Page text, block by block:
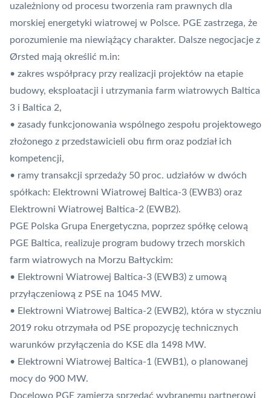
uzależniony od procesu tworzenia ram prawnych dla
morskiej energetyki wiatrowej w Polsce. PGE zastrzega, że
porozumienie ma niewiążący charakter. Dalsze negocjacje z
Ørsted mają określić m.in:
• zakres współpracy przy realizacji projektów na etapie
budowy, eksploatacji i utrzymania farm wiatrowych Baltica
3 i Baltica 2,
• zasady funkcjonowania wspólnego zespołu projektowego
złożonego z przedstawicieli obu firm oraz podział ich
kompetencji,
• ramy transakcji sprzedaży 50 proc. udziałów w dwóch
spółkach: Elektrowni Wiatrowej Baltica-3 (EWB3) oraz
Elektrowni Wiatrowej Baltica-2 (EWB2).
PGE Polska Grupa Energetyczna, poprzez spółkę celową
PGE Baltica, realizuje program budowy trzech morskich
farm wiatrowych na Morzu Bałtyckim:
• Elektrowni Wiatrowej Baltica-3 (EWB3) z umową
przyłączeniową z PSE na 1045 MW.
• Elektrowni Wiatrowej Baltica-2 (EWB2), która w styczniu
2019 roku otrzymała od PSE propozycję technicznych
warunków przyłączenia do KSE dla 1498 MW.
• Elektrowni Wiatrowej Baltica-1 (EWB1), o planowanej
mocy do 900 MW.
Docelowo PGE zamierza sprzedać wybranemu partnerowi